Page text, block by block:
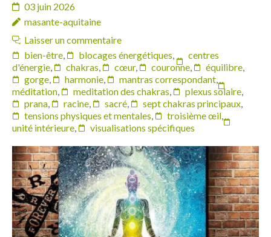
03 juin 2026
masante-aquitaine
Laisser un commentaire
bien-être, blocages énergétiques,
centres
d'énergie, chakras, cœur, couronne, équilibre,
gorge, harmonie, mantras correspondant,
méditation, meditation des chakras, plexus solaire,
prana, racine, sacré, sept chakras principaux,
tensions physiques et mentales, troisième œil,
unité intérieure, visualisations spécifiques